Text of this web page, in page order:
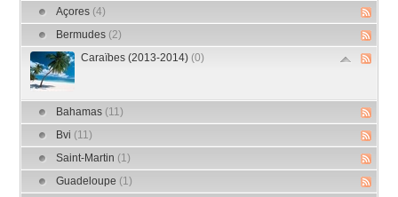
Açores (4)
Bermudes (2)
Caraïbes (2013-2014) (0)
Bahamas (11)
Bvi (11)
Saint-Martin (1)
Guadeloupe (1)